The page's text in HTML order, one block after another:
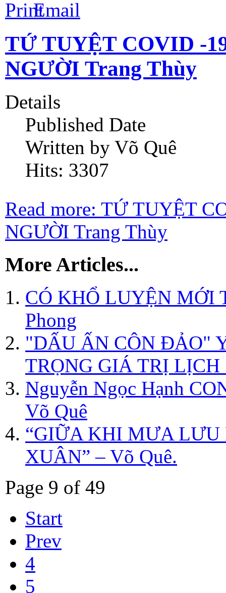
TỨ TUYỆT COVID -
NGƯỜI Trang Thùy
Details
Published Date
Written by Võ Quê
Hits: 3307
Read more: TỨ TUYỆT
NGƯỜI Trang Thùy
More Articles...
CÓ KHỔ LUYỆN MỚI
Phong
"DẤU ẤN CÔN ĐẢO"
TRỌNG GIÁ TRỊ LỊCH
Nguyễn Ngọc Hạnh
Võ Quê
“GIỮA KHI MƯA LƯU
XUÂN” – Võ Quê.
Page 9 of 49
Start
Prev
4
5